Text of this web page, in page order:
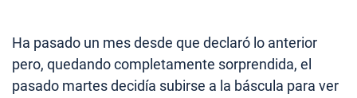
Ha pasado un mes desde que declaró lo anterior
pero, quedando completamente sorprendida, el
pasado martes decidía subirse a la báscula para ver